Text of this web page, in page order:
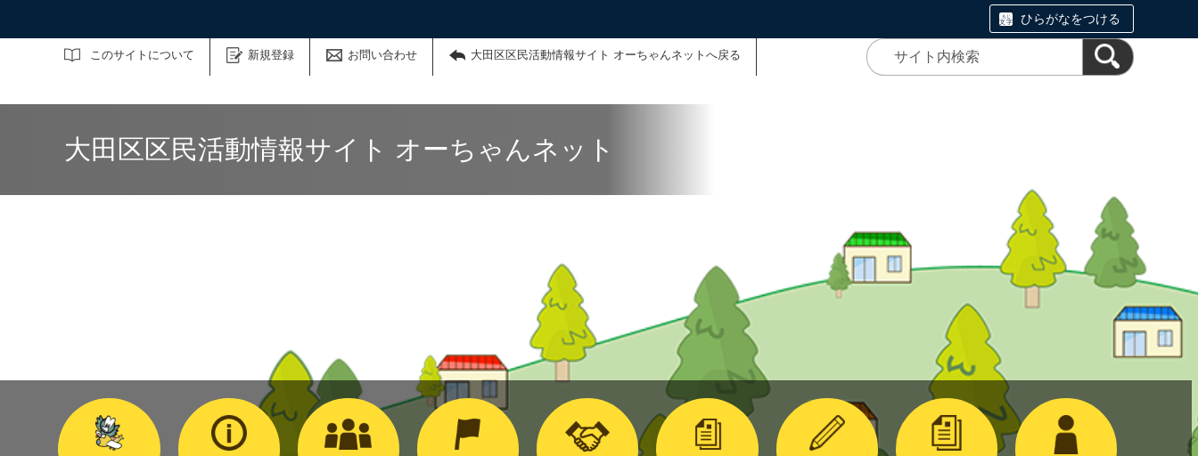
ひらがなをつける
このサイトについて 新規登録 お問い合わせ 大田区区民活動情報サイト オーちゃんネットへ戻る
サイト内検索
大田区区民活動情報サイト オーちゃんネット